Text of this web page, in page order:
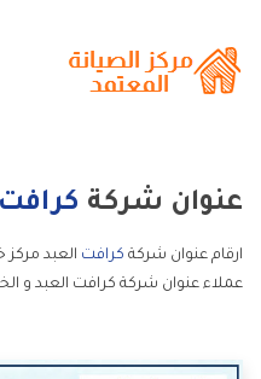
عنوان شركة كرافت
ارقام عنوان شركة كرافت العبد
عملاء عنوان شركة كرافت العبد و